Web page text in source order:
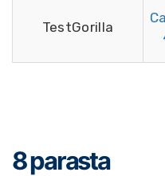
TestGorilla
8 parasta